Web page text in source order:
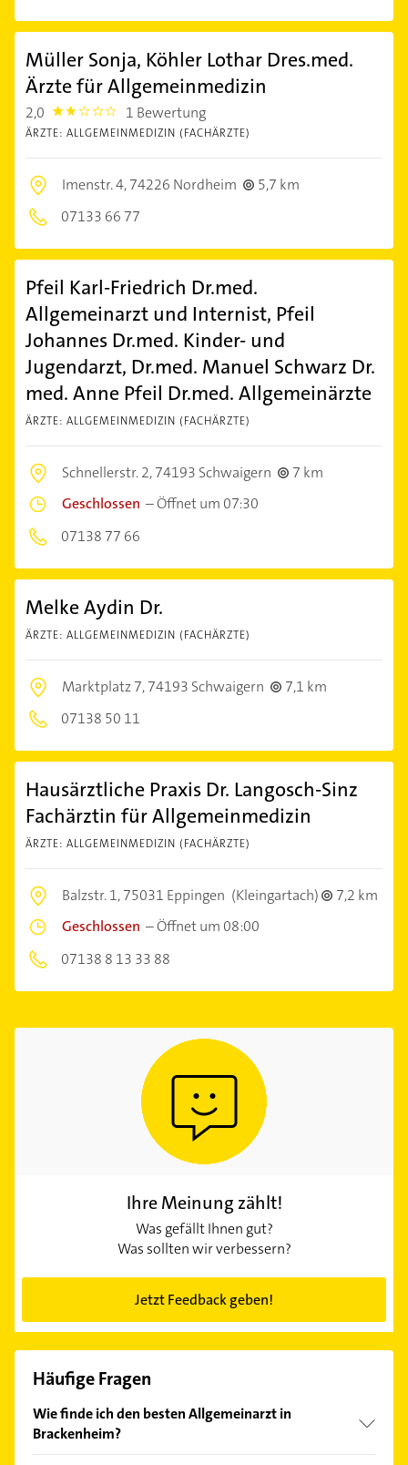
Müller Sonja, Köhler Lothar Dres.med.
Ärzte für Allgemeinmedizin
2,0 2.0 1 Bewertung
ÄRZTE: ALLGEMEINMEDIZIN (FACHÄRZTE)
Imenstr. 4,74226 Nordheim
5,7 km
07133 66 77
Pfeil Karl-Friedrich Dr.med.
Allgemeinarzt und Internist, Pfeil
Johannes Dr.med. Kinder- und
Jugendarzt, Dr.med. Manuel Schwarz Dr.
med. Anne Pfeil Dr.med. Allgemeinärzte
ÄRZTE: ALLGEMEINMEDIZIN (FACHÄRZTE)
Schnellerstr. 2,74193 Schwaigern
7 km
Geschlossen –Öffnet um 07:30
07138 77 66
Melke Aydin Dr.
ÄRZTE: ALLGEMEINMEDIZIN (FACHÄRZTE)
Marktplatz 7,74193 Schwaigern
7,1 km
07138 50 11
Hausärztliche Praxis Dr. Langosch-Sinz
Fachärztin für Allgemeinmedizin
ÄRZTE: ALLGEMEINMEDIZIN (FACHÄRZTE)
Balzstr. 1,75031 Eppingen (Kleingartach)
7,2 km
Geschlossen –Öffnet um 08:00
07138 8 13 33 88
Ihre Meinung zählt!
Was gefällt Ihnen gut?
Was sollten wir verbessern?
Jetzt Feedback geben!
Häufige Fragen
Wie finde ich den besten Allgemeinarzt in
Brackenheim?